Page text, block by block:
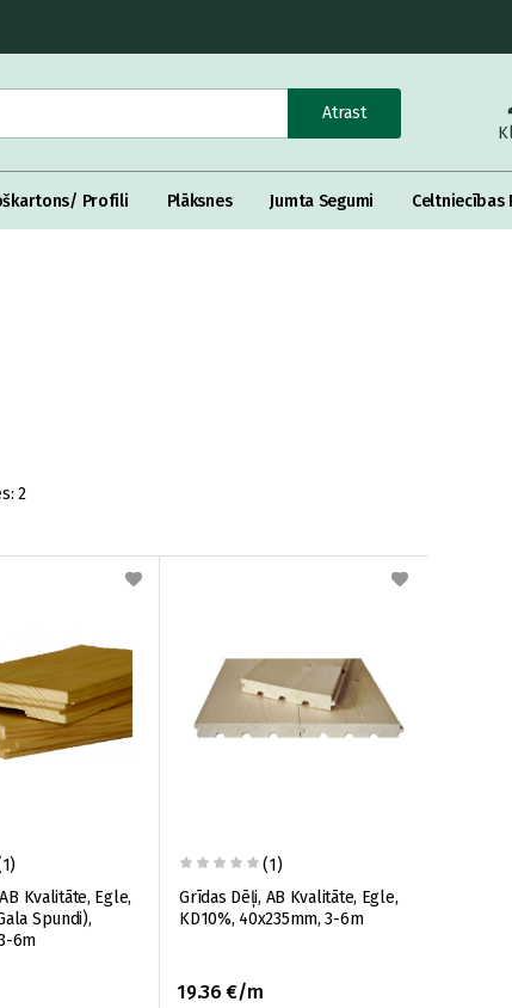
Atrast
Profili Plāksnes Jumta Segumi Celtniecības
2
Kvalitāte, Egle,
Spundi),
6m
(1)
Grīdas Dēļi, AB Kvalitāte, Egle,
KD10%, 40x235mm, 3-6m
19.36 €/m